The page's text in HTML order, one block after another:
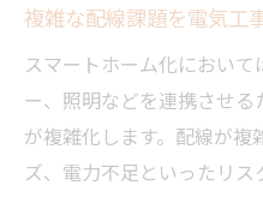
複雑な配線課題を電気工
スマートホーム化におい
ー、照明などを連携させ
が複雑化します。配線が複
ズ、電力不足といったリス